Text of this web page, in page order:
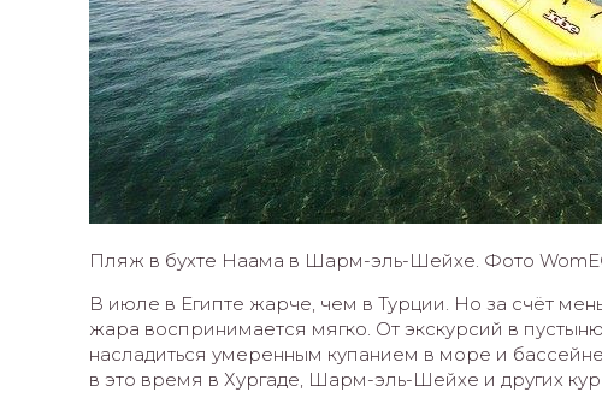
Пляж в бухте Наама в Шарм-эль-Шейхе. Фото
В июле в Египте жарче, чем в Турции. Но за счёт
жара воспринимается мягко. От экскурсий в
насладиться умеренным купанием в море и
в это время в Хургаде, Шарм-эль-Шейхе и других